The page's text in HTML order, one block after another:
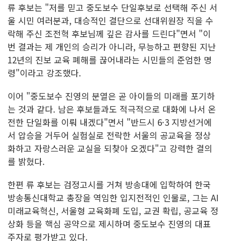
류 후보는 "저를 믿고 중도보수 단일후보로 선택해 주신 서
울 시민 여러분과, 대승적인 결단으로 선대위원장 직을 수
락해 주신 조전혁 후보님께 깊은 감사를 드린다"면서 "이
번 결과는 제 개인의 승리가 아니라, 무능하고 편향된 지난
12년의 진보 교육 폐해를 끊어내라는 시민들의 준엄한 명
령"이라고 강조했다.
이어 "중도보수 진영의 분열은 곧 아이들의 미래를 포기하
는 것과 같다. 남은 후보들과도 적극적으로 대화에 나서 온
전한 단일화를 이뤄 내겠다"면서 "반드시 6·3 지방선거에
서 압승을 거두어 실험실로 전락한 서울의 공교육을 정상
화하고 자랑스러운 교실을 되찾아 오겠다"고 강력한 결의
를 밝혔다.
한편 류 후보는 검정고시를 거쳐 방송대에 입학하여 한국
방송통신대학교 총장을 역임한 입지전적인 인물로, 그는 AI
미래교육혁신, 서울형 교육화폐 도입, 교권 확립, 공교육 정
상화 등을 핵심 공약으로 제시하며 중도보수 진영의 대표
주자로 평가받고 있다.